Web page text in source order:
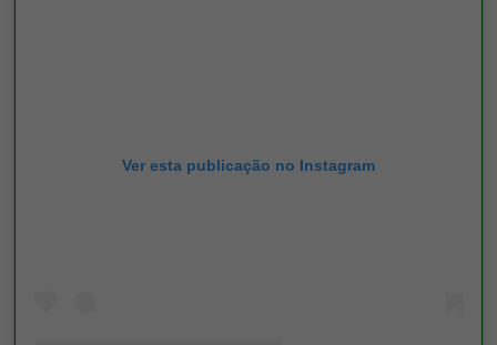
Ver esta publicação no Instagram